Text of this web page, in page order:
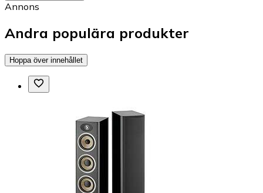
Annons
Andra populära produkter
Hoppa över innehållet